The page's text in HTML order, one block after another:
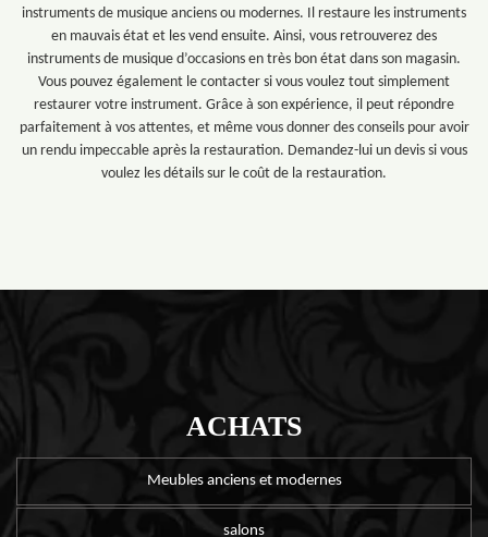
instruments de musique anciens ou modernes. Il restaure les instruments
en mauvais état et les vend ensuite. Ainsi, vous retrouverez des
instruments de musique d’occasions en très bon état dans son magasin.
Vous pouvez également le contacter si vous voulez tout simplement
restaurer votre instrument. Grâce à son expérience, il peut répondre
parfaitement à vos attentes, et même vous donner des conseils pour avoir
un rendu impeccable après la restauration. Demandez-lui un devis si vous
voulez les détails sur le coût de la restauration.
ACHATS
Meubles anciens et modernes
salons